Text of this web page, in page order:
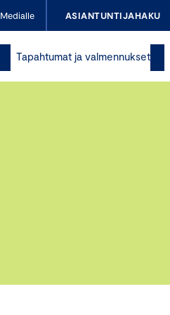
Medialle ASIANTUNTIJAHAKU
Tapahtumat ja valmennukset